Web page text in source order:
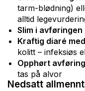
tarm-blødning)
alltid
Slim i avføringen
Kraftig diaré
kolitt – infeksiøs
Opphørt
tas på alvor
Nedsatt